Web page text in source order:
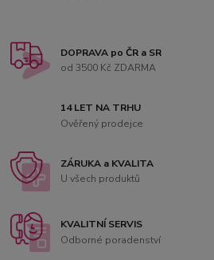
DOPRAVA po ČR a SR
od 3500 Kč ZDARMA
14 LET NA TRHU
Ověřený prodejce
ZÁRUKA a KVALITA
U všech produktů
KVALITNÍ SERVIS
Odborné poradenství